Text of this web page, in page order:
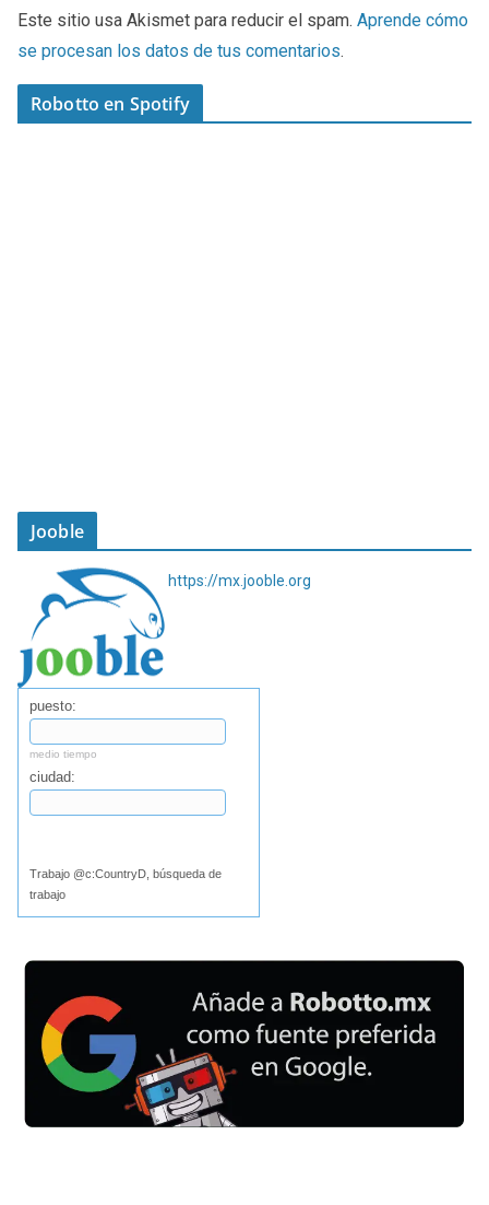
Este sitio usa Akismet para reducir el spam. Aprende cómo
se procesan los datos de tus comentarios.
Robotto en Spotify
Jooble
https://mx.jooble.org
puesto:
medio tiempo
ciudad:
Trabajo @c:CountryD, búsqueda de
trabajo